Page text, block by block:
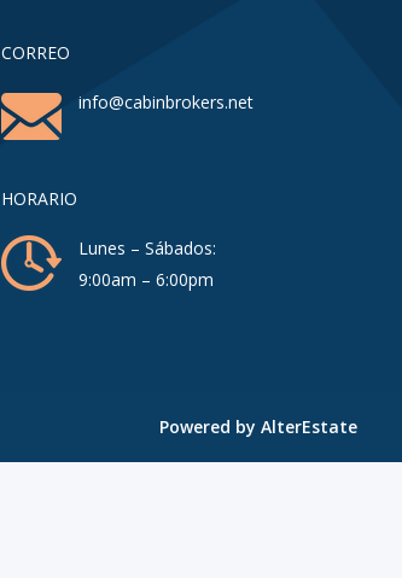
CORREO
info@cabinbrokers.net
HORARIO
Lunes – Sábados:
9:00am – 6:00pm
Powered by AlterEstate